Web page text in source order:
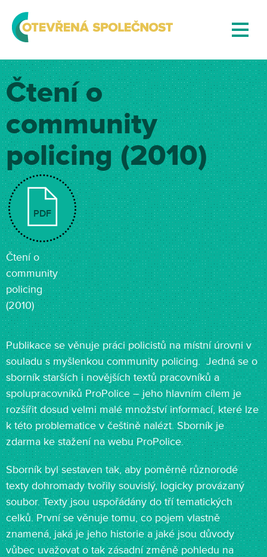
Čtení o
community
policing (2010)
PDF
Čtení o
community
policing
(2010)
Publikace se věnuje práci policistů na místní úrovni v
souladu s myšlenkou community policing. Jedná se o
sborník starších i novějších textů pracovníků a
spolupracovníků ProPolice – jeho hlavním cílem je
rozšířit dosud velmi malé množství informací, které lze
k této problematice v češtině nalézt. Sborník je
zdarma ke stažení na webu ProPolice.
Sborník byl sestaven tak, aby poměrně různorodé
texty dohromady tvořily souvislý, logicky provázaný
soubor. Texty jsou uspořádány do tří tematických
celků. První se věnuje tomu, co pojem vlastně
znamená, jaká je jeho historie a jaké jsou důvody
vůbec uvažovat o tak zásadní změně pohledu na